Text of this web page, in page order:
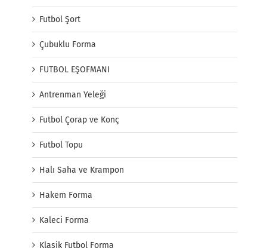
Futbol Şort
Çubuklu Forma
FUTBOL EŞOFMANI
Antrenman Yeleği
Futbol Çorap ve Konç
Futbol Topu
Halı Saha ve Krampon
Hakem Forma
Kaleci Forma
Klasik Futbol Forma